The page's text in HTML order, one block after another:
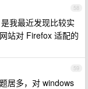
58
我最近发现比较实
站对 Firefox 适配的
59
居多，对 windows